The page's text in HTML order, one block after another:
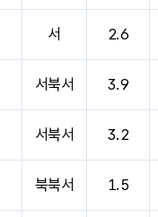
서 2.6
서북서 3.9
서북서 3.2
북북서 1.5